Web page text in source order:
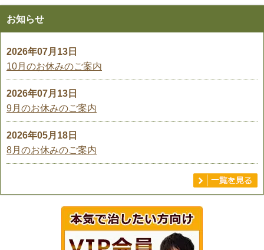
お知らせ
2026年07月13日
10月のお休みのご案内
2026年07月13日
9月のお休みのご案内
2026年05月18日
8月のお休みのご案内